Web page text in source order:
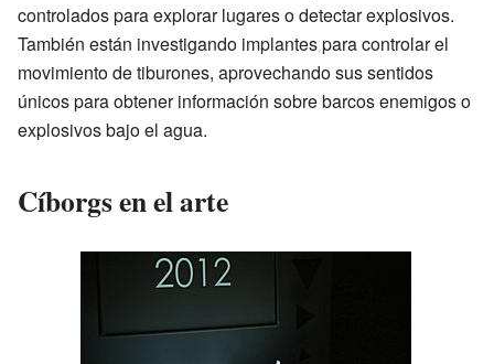
controlados para explorar lugares o detectar explosivos.
También están investigando implantes para controlar el
movimiento de tiburones, aprovechando sus sentidos
únicos para obtener información sobre barcos enemigos o
explosivos bajo el agua.
Cíborgs en el arte